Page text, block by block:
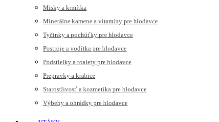
Misky a krmítka
Minerálne kamene a vitamíny pre hlodavce
Tyčinky a pochúťky pre hlodavce
Postroje a vodítka pre hlodavce
Podstielky a toalety pre hlodavce
Prepravky a krabice
Starostlivosť a kozmetika pre hlodavce
Výbehy a ohrádky pre hlodavce